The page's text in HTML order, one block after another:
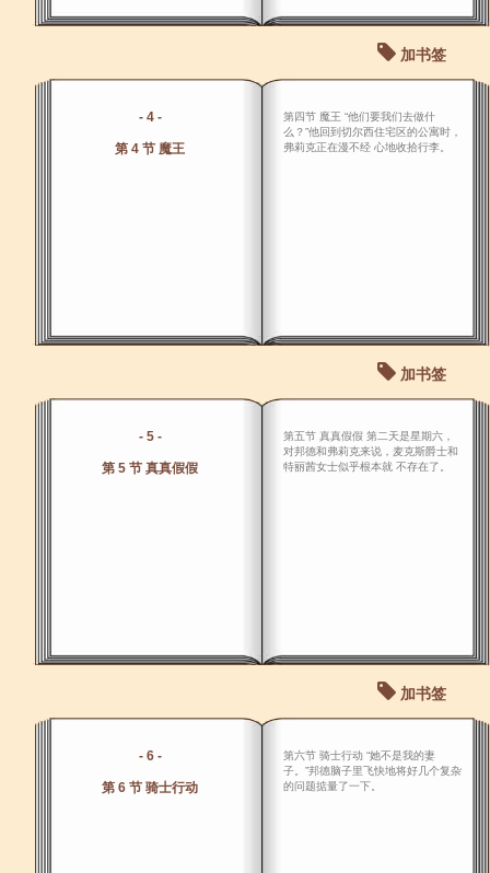
加书签
- 4 -
第 4 节 魔王
第四节 魔王 “他们要我们去做什
么？”他回到切尔西住宅区的公寓时，
弗莉克正在漫不经 心地收拾行李。
加书签
- 5 -
第 5 节 真真假假
第五节 真真假假 第二天是星期六，
对邦德和弗莉克来说，麦克斯爵士和
特丽茜女士似乎根本就 不存在了。
加书签
- 6 -
第 6 节 骑士行动
第六节 骑士行动 “她不是我的妻
子。”邦德脑子里飞快地将好几个复杂
的问题掂量了一下。